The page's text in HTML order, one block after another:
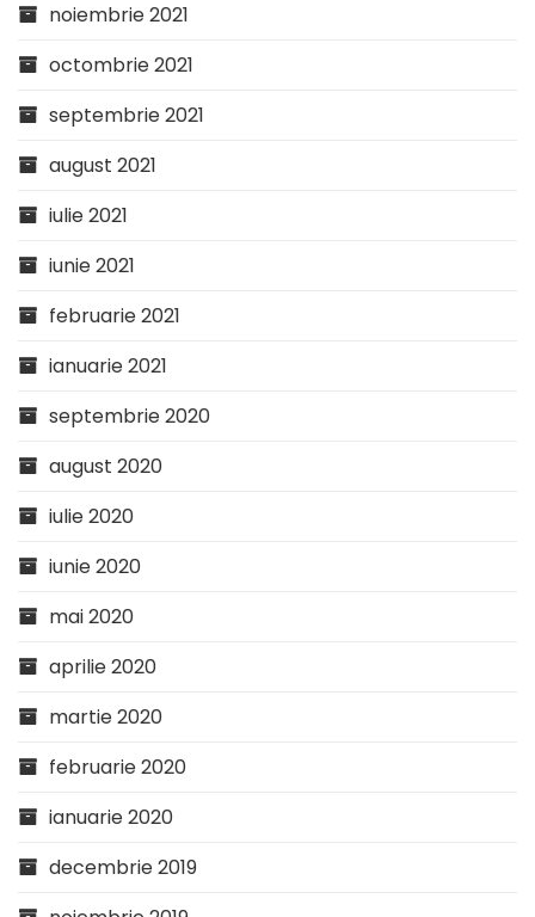
noiembrie 2021
octombrie 2021
septembrie 2021
august 2021
iulie 2021
iunie 2021
februarie 2021
ianuarie 2021
septembrie 2020
august 2020
iulie 2020
iunie 2020
mai 2020
aprilie 2020
martie 2020
februarie 2020
ianuarie 2020
decembrie 2019